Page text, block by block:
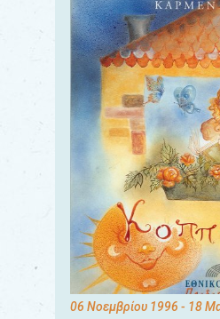
06 Νοεμβρίου 1996 - 18